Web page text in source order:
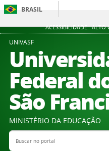
ACESSIBILIDADE ALTO
BRASIL
UNIVASF
Federal
São
MINISTÉRIO DA EDUCAÇÃO
Buscar no portal